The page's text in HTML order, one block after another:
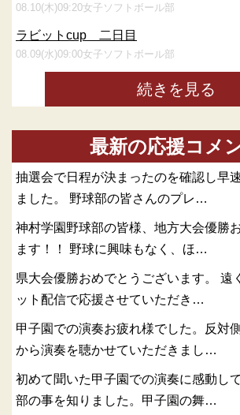
08.10(木)09:20女子ソフトボール部
ラビットcup 二日目
08.09(水)09:00女子ソフトボール部
続きを見る
最新の応援コメ
抽選会で日程が決まったのを確認し早
ました。 野球部の皆さんのプレ…
神村学園野球部の皆様、地方大会優勝
ます！！ 野球に興味もなく、ほ…
県大会優勝おめでとうございます。 遠
ット配信で応援させていただき…
甲子園での演奏お疲れ様でした。反対
から演奏を聴かせていただきまし…
初めて聞いた甲子園での演奏に感動し
部の事を知りました。甲子園の舞…